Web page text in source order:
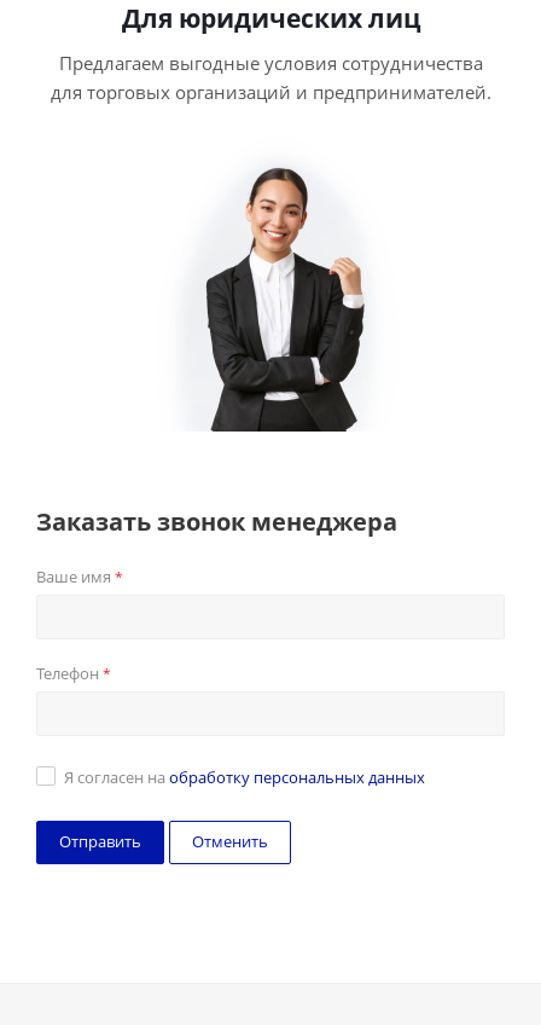
Для юридических лиц
Предлагаем выгодные условия сотрудничества
для торговых организаций и предпринимателей.
Заказать звонок менеджера
Ваше имя *
Телефон *
Я согласен на обработку персональных данных
Отменить